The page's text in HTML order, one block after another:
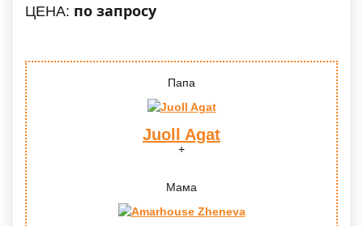
ЦЕНА: по запросу
Папа
Juoll Agat
Мама